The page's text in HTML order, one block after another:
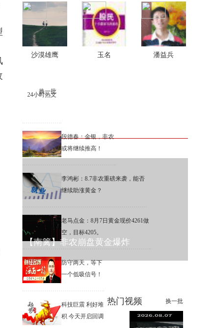
沙漠雄鹰 玉名 潘益兵
24小时热文
换一批
段德春：金银，非农
或将继续推高！
李鸿彬：8.7非农重磅来袭，能否
继续助涨黄金？
老马点金：8月7日黄金现价4261做
空，目标4205。
防守两天，等下
一个低吸信号！
科技巨震 利好堆
积 今天开启回调
热门视频 换一批
【南篱】非农崩盘黄金爆炸